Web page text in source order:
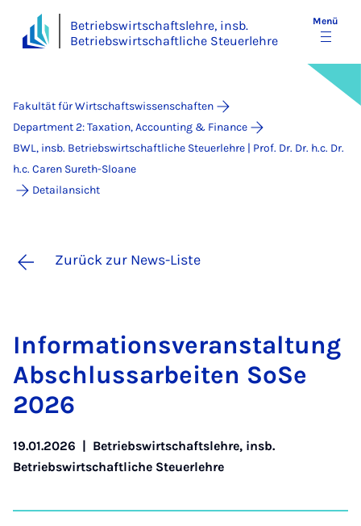
Betriebswirtschaftslehre, insb.
Betriebswirtschaftliche Steuerlehre
Menü
Fakultät für Wirtschaftswissenschaften
Department 2: Taxation, Accounting & Finance
BWL, insb. Betriebswirtschaftliche Steuerlehre | Prof. Dr. Dr. h.c. Dr.
h.c. Caren Sureth-Sloane
Detailansicht
Zurück zur News-Liste
In­for­ma­ti­ons­ver­an­stal­tung
Ab­schluss­a­r­bei­ten So­Se
2026
19.01.2026 | Betriebswirtschaftslehre, insb.
Betriebswirtschaftliche Steuerlehre